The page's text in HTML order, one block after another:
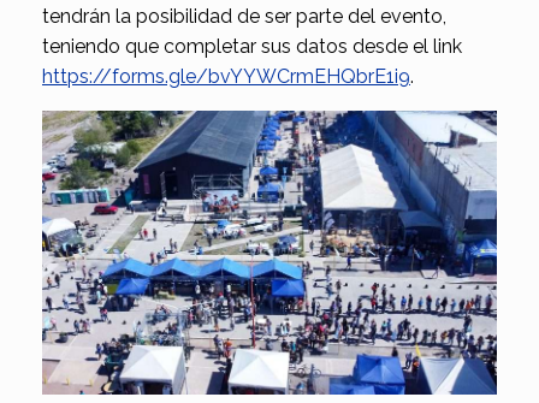
tendrán la posibilidad de ser parte del evento,
teniendo que completar sus datos desde el link
https://forms.gle/bvYYWCrmEHQbrE1i9.